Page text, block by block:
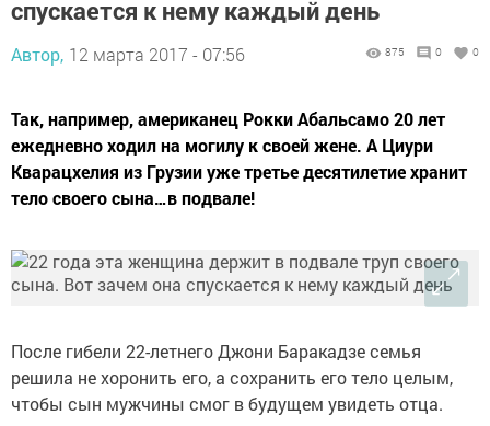
спускается к нему каждый день
Автор, 12 марта 2017 - 07:56 875 0 0
Так, например, американец Рокки Абальсамо 20 лет
ежедневно ходил на могилу к своей жене. А Циури
Кварацхелия из Грузии уже третье десятилетие хранит
тело своего сына…в подвале!
После гибели 22-летнего Джони Баракадзе семья
решила не хоронить его, а сохранить его тело целым,
чтобы сын мужчины смог в будущем увидеть отца.